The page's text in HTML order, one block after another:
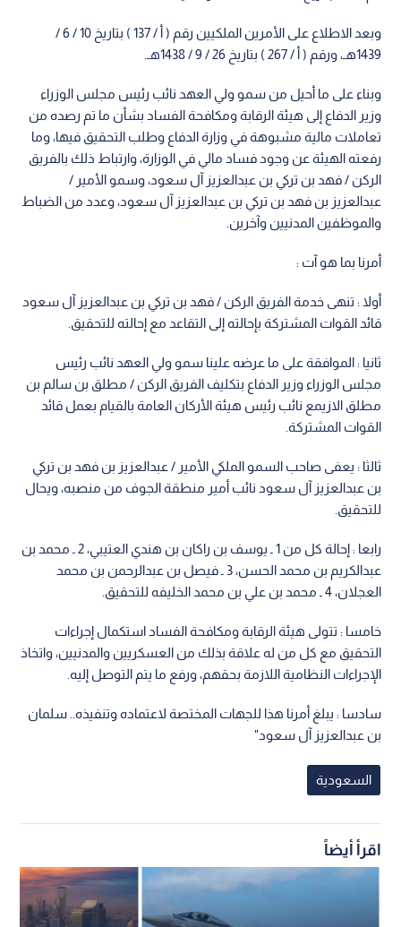
وبعد الاطلاع على الأمرين الملكيين رقم ( أ / 137 ) بتاريخ 10 / 6 /
1439هـ، ورقم ( أ / 267 ) بتاريخ 26 / 9 / 1438هـ.
وبناء على ما أحيل من سمو ولي العهد نائب رئيس مجلس الوزراء
وزير الدفاع إلى هيئة الرقابة ومكافحة الفساد بشأن ما تم رصده من
تعاملات مالية مشبوهة في وزارة الدفاع وطلب التحقيق فيها، وما
رفعته الهيئة عن وجود فساد مالي في الوزارة، وارتباط ذلك بالفريق
الركن / فهد بن تركي بن عبدالعزيز آل سعود، وسمو الأمير /
عبدالعزيز بن فهد بن تركي بن عبدالعزيز آل سعود، وعدد من الضباط
والموظفين المدنيين وآخرين.
أمرنا بما هو آت :
أولا : تنهى خدمة الفريق الركن / فهد بن تركي بن عبدالعزيز آل سعود
قائد القوات المشتركة بإحالته إلى التقاعد مع إحالته للتحقيق.
ثانيا : الموافقة على ما عرضه علينا سمو ولي العهد نائب رئيس
مجلس الوزراء وزير الدفاع بتكليف الفريق الركن / مطلق بن سالم بن
مطلق الازيمع نائب رئيس هيئة الأركان العامة بالقيام بعمل قائد
القوات المشتركة.
ثالثا : يعفى صاحب السمو الملكي الأمير / عبدالعزيز بن فهد بن تركي
بن عبدالعزيز آل سعود نائب أمير منطقة الجوف من منصبه، ويحال
للتحقيق.
رابعا : إحالة كل من 1 ـ يوسف بن راكان بن هندي العتيبي، 2 ـ محمد بن
عبدالكريم بن محمد الحسن، 3 ـ فيصل بن عبدالرحمن بن محمد
العجلان، 4 ـ محمد بن علي بن محمد الخليفه للتحقيق.
خامسا : تتولى هيئة الرقابة ومكافحة الفساد استكمال إجراءات
التحقيق مع كل من له علاقة بذلك من العسكريين والمدنيين، واتخاذ
الإجراءات النظامية اللازمة بحقهم، ورفع ما يتم التوصل إليه.
سادسا : يبلغ أمرنا هذا للجهات المختصة لاعتماده وتنفيذه.. سلمان
بن عبدالعزيز آل سعود"
السعودية
اقرأ أيضاً